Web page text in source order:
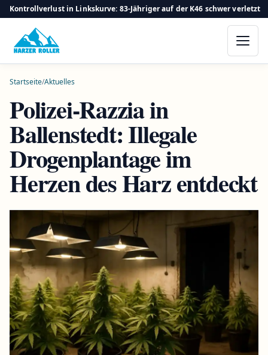
Kontrollverlust in Linkskurve: 83-Jähriger auf der K46 schwer verletzt
Startseite/Aktuelles
Polizei-Razzia in
Ballenstedt: Illegale
Drogenplantage im
Herzen des Harz entdeckt